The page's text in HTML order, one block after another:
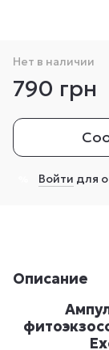
Нет в наличии
790 грн
Войти для
Описание